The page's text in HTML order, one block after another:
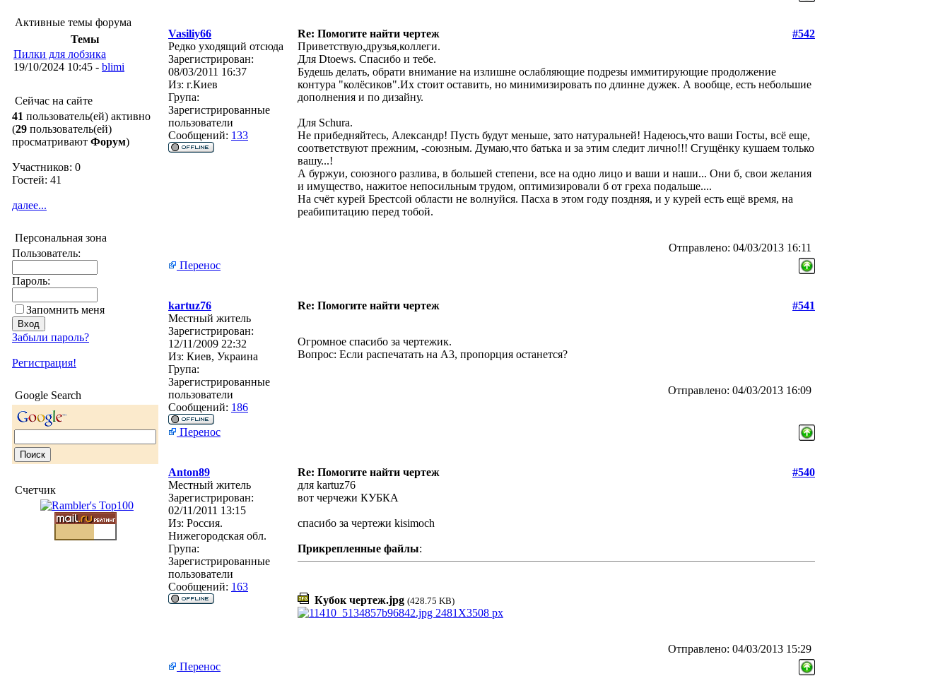
Активные темы форума
Темы
Пилки для лобзика
19/10/2024 10:45 - blimi
Сейчас на сайте
41 пользователь(ей) активно
(29 пользователь(ей)
просматривают Форум)
Участников: 0
Гостей: 41
далее...
Персональная зона
Пользователь:
Пароль:
Запомнить меня
Забыли пароль?
Регистрация!
Google Search
Счетчик
Vasiliy66 Re: Помогите найти чертеж
#542
Редко уходящий отсюда
Зарегистрирован:
08/03/2011 16:37
Из: г.Киев
Група:
Зарегистрированные
пользователи
Сообщений: 133
Приветствую,друзья,коллеги.
Для Dtoews. Спасибо и тебе.
Будешь делать, обрати внимание на излишне ослабляющие подрезы иммитирующие продолжение
контура "колёсиков".Их стоит оставить, но минимизировать по длинне дужек. А вообще, есть небольшие
дополнения и по дизайну.
Для Schura.
Не прибедняйтесь, Александр! Пусть будут меньше, зато натуральней! Надеюсь,что ваши Госты, всё еще,
соответствуют прежним, -союзным. Думаю,что батька и за этим следит лично!!! Сгущёнку кушаем только
вашу...!
А буржуи, союзного разлива, в большей степени, все на одно лицо и ваши и наши... Они б, свои желания
и имущество, нажитое непосильным трудом, оптимизировали б от греха подальше....
На счёт курей Брестсой области не волнуйся. Пасха в этом году поздняя, и у курей есть ещё время, на
реабипитацию перед тобой.
Отправлено: 04/03/2013 16:11
Перенос
kartuz76 Re: Помогите найти чертеж
#541
Местный житель
Зарегистрирован:
12/11/2009 22:32
Из: Киев, Украина
Група:
Зарегистрированные
пользователи
Сообщений: 186
Огромное спасибо за чертежик.
Вопрос: Если распечатать на А3, пропорция останется?
Отправлено: 04/03/2013 16:09
Перенос
Anton89 Re: Помогите найти чертеж
#540
Местный житель
Зарегистрирован:
02/11/2011 13:15
Из: Россия.
Нижегородская обл.
Група:
Зарегистрированные
пользователи
Сообщений: 163
для kartuz76
вот черчежи КУБКА
спасибо за чертежи kisimoch
Прикрепленные файлы:
Кубок чертеж.jpg (428.75 KB)
Отправлено: 04/03/2013 15:29
Перенос